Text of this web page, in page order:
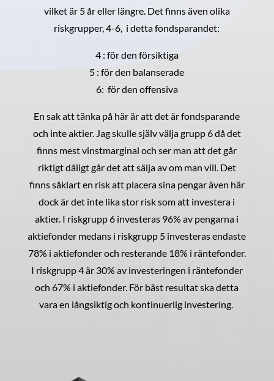
vilket är 5 år eller längre. Det finns även olika
riskgrupper, 4-6, i detta fondsparandet:
4 : för den försiktiga
5 : för den balanserade
6: för den offensiva
En sak att tänka på här är att det är fondsparande
och inte aktier. Jag skulle själv välja grupp 6 då det
finns mest vinstmarginal och ser man att det går
riktigt dåligt går det att sälja av om man vill. Det
finns såklart en risk att placera sina pengar även här
dock är det inte lika stor risk som att investera i
aktier. I riskgrupp 6 investeras 96% av pengarna i
aktiefonder medans i riskgrupp 5 investeras endaste
78% i aktiefonder och resterande 18% i räntefonder.
I riskgrupp 4 är 30% av investeringen i räntefonder
och 67% i aktiefonder. För bäst resultat ska detta
vara en långsiktig och kontinuerlig investering.